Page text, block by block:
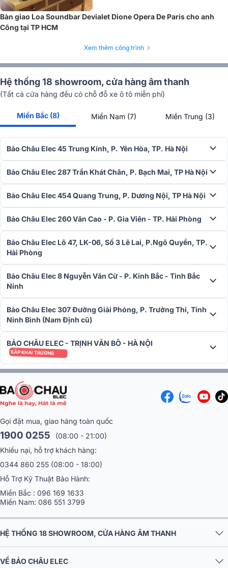
đủ các khả năng kết nối, ngoài những cách kết nối truyền thống,
vừa kể tới ở trên thì với kiến ​​trúc mở của Phantom II cho phép bạn
kết nối với loa theo cách mà bạn muốn.
Cùng với khả năng kết nối AirPlay®, UpnP, kết nối Spotify, đi thẳng
âm nhạc tuyệt vời.
Hệ thống linh kiện hiện đại
chuyền công nghệ hiện đại, sử dụng hệ thống linh kiện cao cấp,
tuyển chọn kỹ càng để đảm bảo sản phẩm chất lượng nhất. Đảm
Thông số kỹ thuật Loa Devialet Phantom II 98db Iconic White
Hệ thống củ loa:
1 x Trình điều khiển toàn dải bằng nhôm
2 x Trình điều khiển Bass bằng nhôm
Độ nhạy:98 dB
Tần số đáp ứng: 18Hz - 21kHz
Công suất:400 Watts RMS
Chuyển đôi công nghệ kĩ thuật số: Devialet DAC được nhúng trong
Bộ xử lý Devialet Intelligence, 24bits / 96kHz, THD: -112dB
Hệ điều hành: Devialet 2 (DOS 2) lên đến 24bits / 48kHz
Bộ xử lý:ARM Cortex-A9 1.25GHz Bộ nhớ 512MB DDR3-1600
Mạ bên: Thân máy trắng RAL 9016 | Mặt thép không gỉ trắng mờ
Kích thước:(Chiều rộng: 15.7 cm | Chiều cao: 16.8 cm | Chiều sâu:
21.9 cm)
Trọng lượng: 4,3 kg
Màu sắc:Đen, Trắng
1 hộp sản phẩm Loa Devialet Phantom II 98db Iconic
White bao gồm:
1 Phantom II (2) 98db
1 dây nguồn
1 sách hướng dẫn sử dụng nhanh
Đừng chần chừ nữa, hãy sở hữu ngay Loa Devialet Phantom II 98db
Iconic White để có những trải nghiệm âm nhạc tuyệt vời nhất. Liên
Bàn giao Loa Soundbar Devialet Dione Opera De Paris cho anh
Công tại TP HCM
Xem thêm công trình
Hệ thống 18 showroom, cửa hàng âm thanh
(Tất cả cửa hàng đều có chỗ đỗ xe ô tô miễn phí)
Miền Bắc (8) Miền Nam (7) Miền Trung (3)
Bảo Châu Elec 45 Trung Kính, P. Yên Hòa, TP. Hà Nội
Bảo Châu Elec 287 Trần Khát Chân, P. Bạch Mai, TP Hà Nội
Bảo Châu Elec 454 Quang Trung, P. Dương Nội, TP Hà Nội
Bảo Châu Elec 260 Văn Cao - P. Gia Viên - TP. Hải Phòng
Bảo Châu Elec Lô 47, LK-06, Số 3 Lê Lai, P.Ngô Quyền, TP.
Hải Phòng
Bảo Châu Elec 8 Nguyễn Văn Cừ - P. Kinh Bắc - Tỉnh Bắc
Ninh
Bảo Châu Elec 307 Đường Giải Phóng, P. Trường Thi, Tỉnh
Ninh Bình (Nam Định cũ)
BẢO CHÂU ELEC - TRỊNH VĂN BÔ - HÀ NỘI
SẮP KHAI TRƯƠNG
Gọi đặt mua, giao hàng toàn quốc
1900 0255
(08:00 - 21:00)
Khiếu nại, hỗ trợ khách hàng:
0344 860 255 (08:00 - 18:00)
Hỗ Trợ Kỹ Thuật Bảo Hành:
Miền Bắc : 096 169 1633
Miền Nam: 086 551 3799
HỆ THỐNG 18 SHOWROOM, CỬA HÀNG ÂM THANH
VỀ BẢO CHÂU ELEC